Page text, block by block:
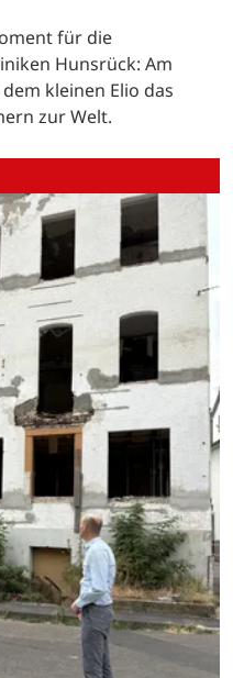
für die
Hunsrück: Am
kleinen Elio das
zur Welt.